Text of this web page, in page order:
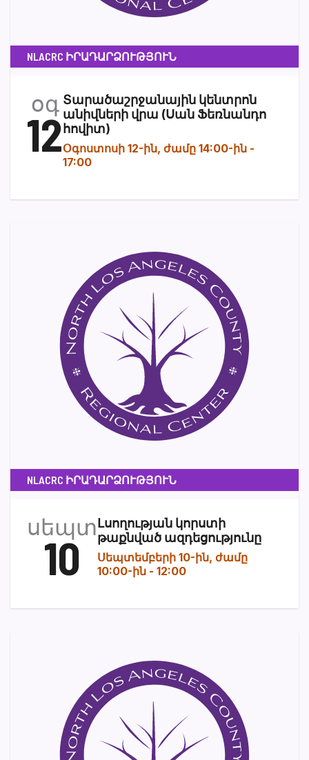
NLACRC ԻՐԱԴԱՐՁՈՒԹՅՈՒՆ
օգ
12
Տարածաշրջանային կենտրոն
անիվների վրա (Սան Ֆեռնանդո
հովիտ)
Օգոստոսի 12-ին, ժամը 14:00-ին -
17:00
NLACRC ԻՐԱԴԱՐՁՈՒԹՅՈՒՆ
սեպտ
10
Լսողության կորստի
թաքնված ազդեցությունը
Սեպտեմբերի 10-ին, ժամը
10:00-ին - 12:00